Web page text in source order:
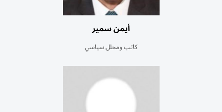
أيمن سمير
كاتب ومحلل سياسي